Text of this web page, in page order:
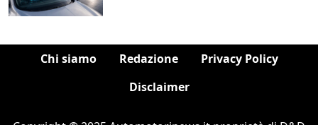
Chi siamo Redazione
Privacy Policy
Disclaimer